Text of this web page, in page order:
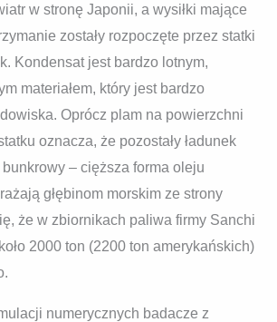
w stronę Japonii, a wysiłki mające
zostały rozpoczęte przez statki
Kondensat jest bardzo lotnym,
materiałem, który jest bardzo
Oprócz plam na powierzchni
oznacza, że ​​pozostały ładunek
– cięższa forma oleju
głębinom morskim ze strony
że w zbiornikach paliwa firmy Sanchi
2000 ton (2200 ton amerykańskich)
numerycznych badacze z